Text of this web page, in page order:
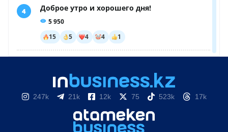
247k 21k 12k 75 523k 17k